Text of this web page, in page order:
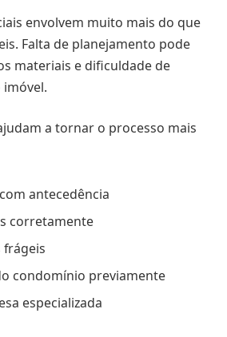
envolvem muito mais do que
Falta de planejamento pode
materiais e dificuldade de
a tornar o processo mais
antecedência
corretamente
condomínio previamente
especializada